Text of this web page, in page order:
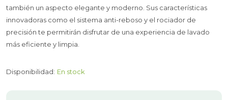
también un aspecto elegante y moderno. Sus características
innovadoras como el sistema anti-reboso y el rociador de
precisión te permitirán disfrutar de una experiencia de lavado
más eficiente y limpia.
Disponibilidad: En stock